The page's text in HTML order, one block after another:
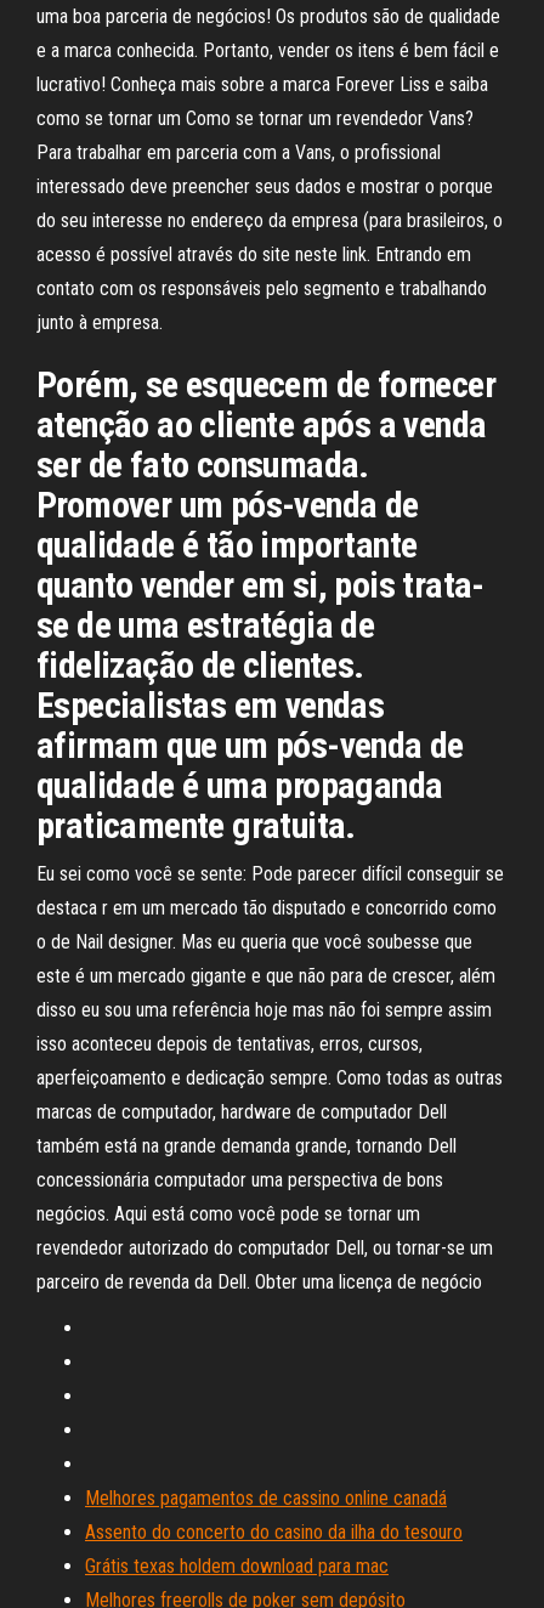
uma boa parceria de negócios! Os produtos são de qualidade
e a marca conhecida. Portanto, vender os itens é bem fácil e
lucrativo! Conheça mais sobre a marca Forever Liss e saiba
como se tornar um Como se tornar um revendedor Vans?
Para trabalhar em parceria com a Vans, o profissional
interessado deve preencher seus dados e mostrar o porque
do seu interesse no endereço da empresa (para brasileiros, o
acesso é possível através do site neste link. Entrando em
contato com os responsáveis pelo segmento e trabalhando
junto à empresa.
Porém, se esquecem de fornecer
atenção ao cliente após a venda
ser de fato consumada.
Promover um pós-venda de
qualidade é tão importante
quanto vender em si, pois trata-
se de uma estratégia de
fidelização de clientes.
Especialistas em vendas
afirmam que um pós-venda de
qualidade é uma propaganda
praticamente gratuita.
Eu sei como você se sente: Pode parecer difícil conseguir se
destaca r em um mercado tão disputado e concorrido como
o de Nail designer. Mas eu queria que você soubesse que
este é um mercado gigante e que não para de crescer, além
disso eu sou uma referência hoje mas não foi sempre assim
isso aconteceu depois de tentativas, erros, cursos,
aperfeiçoamento e dedicação sempre. Como todas as outras
marcas de computador, hardware de computador Dell
também está na grande demanda grande, tornando Dell
concessionária computador uma perspectiva de bons
negócios. Aqui está como você pode se tornar um
revendedor autorizado do computador Dell, ou tornar-se um
parceiro de revenda da Dell. Obter uma licença de negócio
Melhores pagamentos de cassino online canadá
Assento do concerto do casino da ilha do tesouro
Grátis texas holdem download para mac
Melhores freerolls de poker sem depósito